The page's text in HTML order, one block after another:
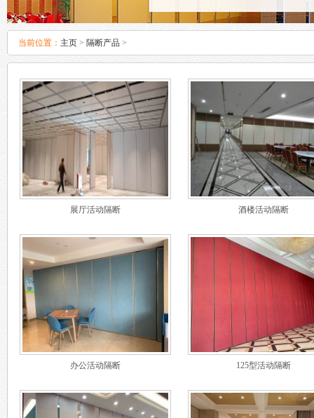
当前位置： 主页 > 隔断产品 >
展厅活动隔断 酒楼活动隔断
办公活动隔断 125型活动隔断